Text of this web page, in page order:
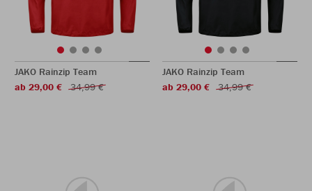
JAKO Rainzip Team
ab 29,00 €
34,99 €
JAKO Rainzip Team
ab 29,00 €
34,99 €